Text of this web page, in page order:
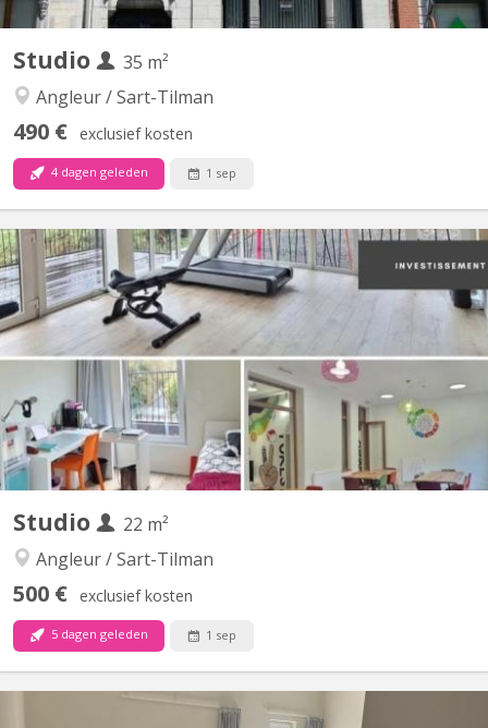
Studio
35 m²
Angleur / Sart-Tilman
490 € exclusief kosten
4 dagen geleden 1 sep
KL 16893
Chambre chez l'habitant avec mini-cuisine et salle de bain
individuelle. Disponibilité 1 septembre 2026 uniquement pour
étudiant niv. SUP. 1- Chambres chez l'habitant impeccables,
spacieux, agréables, éclairés, calmes. Mini-cuisine (avec frigo) et
salle de bain individuelle. Certaines chambres...
Studio
22 m²
Angleur / Sart-Tilman
500 € exclusief kosten
5 dagen geleden 1 sep
KL 16922